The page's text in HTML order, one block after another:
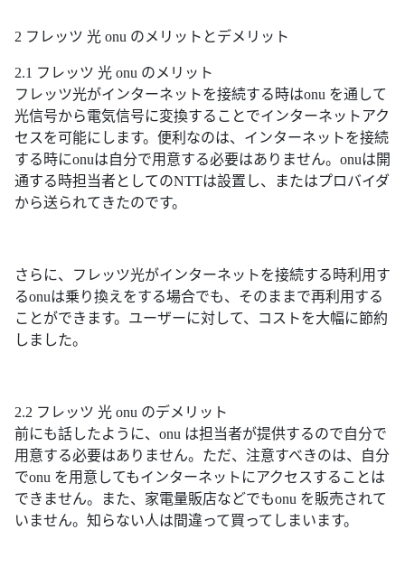
2 フレッツ 光 onu のメリットとデメリット
2.1 フレッツ 光 onu のメリット
フレッツ光がインターネットを接続する時はonu を通して
光信号から電気信号に変換することでインターネットアク
セスを可能にします。便利なのは、インターネットを接続
する時にonuは自分で用意する必要はありません。onuは開
通する時担当者としてのNTTは設置し、またはプロバイダ
から送られてきたのです。
さらに、フレッツ光がインターネットを接続する時利用す
るonuは乗り換えをする場合でも、そのままで再利用する
ことができます。ユーザーに対して、コストを大幅に節約
しました。
2.2 フレッツ 光 onu のデメリット
前にも話したように、onu は担当者が提供するので自分で
用意する必要はありません。ただ、注意すべきのは、自分
でonu を用意してもインターネットにアクセスすることは
できません。また、家電量販店などでもonu を販売されて
いません。知らない人は間違って買ってしまいます。